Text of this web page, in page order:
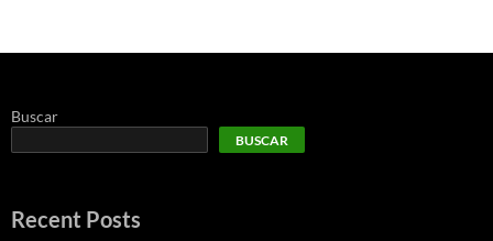
Buscar
BUSCAR
Recent Posts